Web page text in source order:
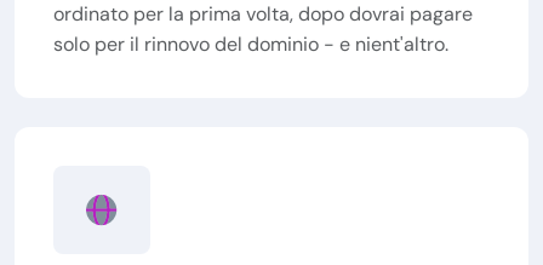
ordinato per la prima volta, dopo dovrai pagare
solo per il rinnovo del dominio - e nient'altro.